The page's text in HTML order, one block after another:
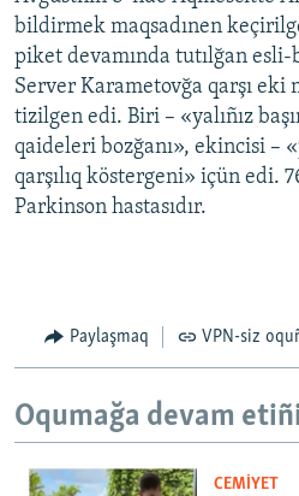
bildirmek maqsadınen
piket devamında tutılğan esli-
Server Karametovğa qarşı
tizilgen edi. Biri – «yalıñız
qaideleri bozğanı», ekincisi –
qarşılıq köstergeni» içün edi.
Parkinson hastasıdır.
Paylaşmaq VPN-siz
Oqumağa devam
CEMİYET